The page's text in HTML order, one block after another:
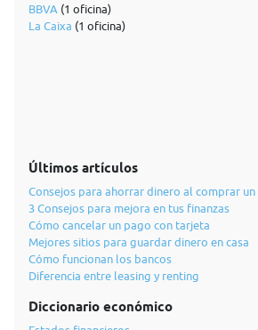
BBVA (1 oficina)
La Caixa (1 oficina)
Últimos artículos
Consejos para ahorrar dinero al comprar un
3 Consejos para mejora en tus finanzas
Cómo cancelar un pago con tarjeta
Mejores sitios para guardar dinero en casa
Cómo funcionan los bancos
Diferencia entre leasing y renting
Diccionario económico